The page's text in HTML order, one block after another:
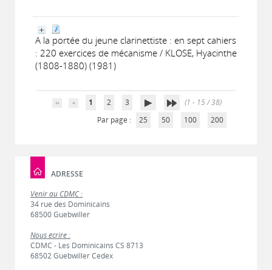
A la portée du jeune clarinettiste : en sept cahiers
: 220 exercices de mécanisme / KLOSE, Hyacinthe
(1808-1880) (1981)
1 2 3
(1 - 15 / 38)
Par page :
25 50 100 200
ADRESSE
Venir au CDMC :
34 rue des Dominicains
68500 Guebwiller
Nous écrire :
CDMC - Les Dominicains CS 8713
68502 Guebwiller Cedex